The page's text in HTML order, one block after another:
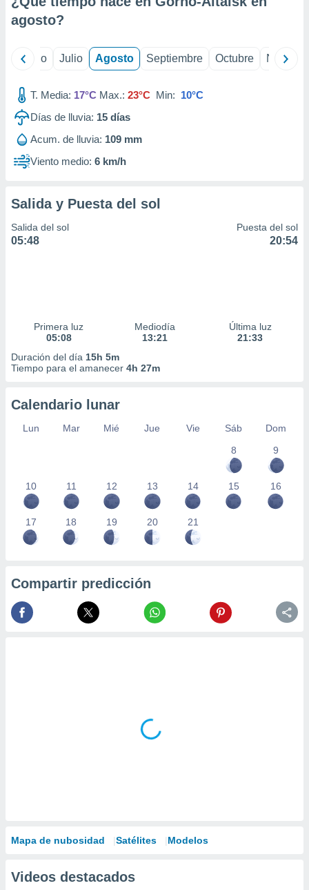
e
publicidad
publicidad
de
agosto?
Junio Julio Agosto Septiembre Octubre
T. Media: 17°C Max.: 23°C Min: 10°C
Días de lluvia: 15 días
Acum. de lluvia: 109 mm
Viento medio: 6 km/h
Salida y Puesta del sol
Salida del sol
05:48
Puesta del sol
20:54
Primera luz
05:08
Mediodía
13:21
Última luz
21:33
Duración del día 15h 5m
Tiempo para el amanecer 4h 27m
Calendario lunar
Lun Mar Mié Jue Vie Sáb
Dom
8
9
10 11 12 13 14 15 16
17 18 19 20 21
Compartir predicción
Mapa de nubosidad Satélites Modelos
Videos destacados